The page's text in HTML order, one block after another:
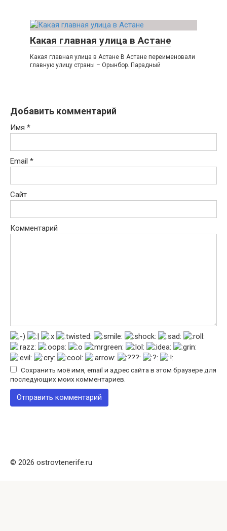
Какая главная улица в Астане
Какая главная улица в Астане В Астане переименовали
главную улицу страны – Орынбор. Парадный
Добавить комментарий
Имя *
Email *
Сайт
Комментарий
Сохранить моё имя, email и адрес сайта в этом браузере для
последующих моих комментариев.
© 2026 ostrovtenerife.ru